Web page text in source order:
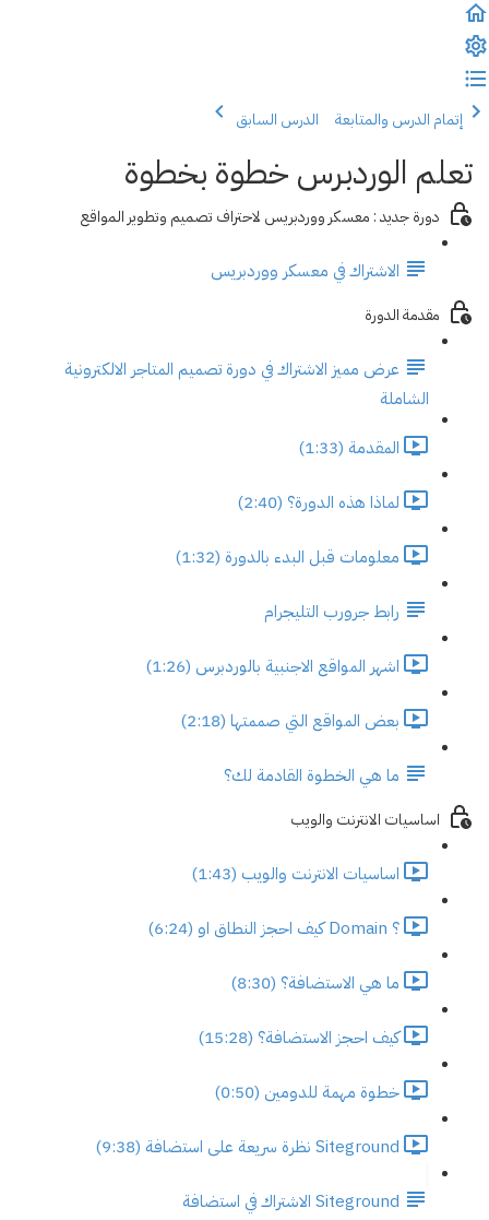
إتمام الدرس والمتابعة الدرس السابق
تعلم الوردبرس خطوة بخطوة
دورة جديد : معسكر ووردبريس لاحتراف تصميم وتطوير المواقع
الاشتراك في معسكر ووردبريس
مقدمة الدورة
عرض مميز الاشتراك في دورة تصميم المتاجر الالكترونية
الشاملة
المقدمة (1:33)
لماذا هذه الدورة؟ (2:40)
معلومات قبل البدء بالدورة (1:32)
رابط جرورب التليجرام
اشهر المواقع الاجنبية بالوردبرس (1:26)
بعض المواقع التي صممتها (2:18)
ما هي الخطوة القادمة لك؟
اساسيات الانترنت والويب
اساسيات الانترنت والويب (1:43)
؟ Domain كيف احجز النطاق او (6:24)
ما هي الاستضافة؟ (8:30)
كيف احجز الاستضافة؟ (15:28)
خطوة مهمة للدومين (0:50)
Siteground نظرة سريعة على استضافة (9:38)
Siteground الاشتراك في استضافة